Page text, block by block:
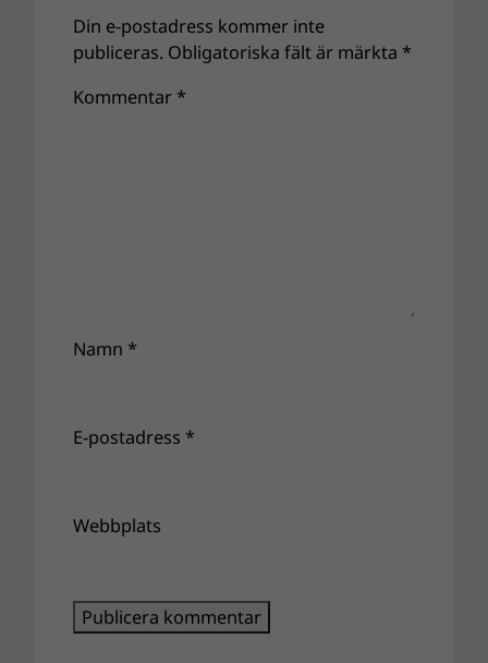
Din e-postadress kommer inte
publiceras. Obligatoriska fält är märkta *
Kommentar *
Namn *
E-postadress *
Webbplats